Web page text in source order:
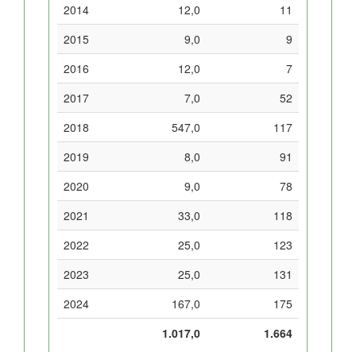
2014
12,0
11
2015
9,0
9
2016
12,0
7
2017
7,0
52
2018
547,0
117
2019
8,0
91
2020
9,0
78
2021
33,0
118
2022
25,0
123
2023
25,0
131
2024
167,0
175
1.017,0
1.664